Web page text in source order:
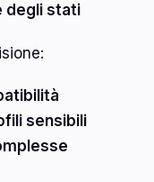
degli stati
sensibili